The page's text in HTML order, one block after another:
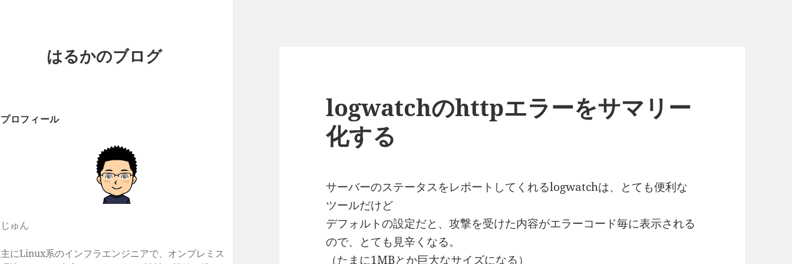
はるかのブログ
プロフィール
じゅん
主にLinux系のインフラエンジニアで、オンプレミス
logwatchのhttpエラーをサマリー
化する
サーバーのステータスをレポートしてくれるlogwatchは、とても便利な
ツールだけど
デフォルトの設定だと、攻撃を受けた内容がエラーコード毎に表示される
ので、とても見辛くなる。
（たまに1MBとか巨大なサイズになる）